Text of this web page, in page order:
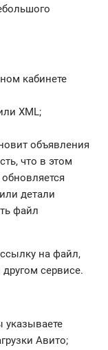
кабинете
XML;
объявления
что в этом
детали
файл
на файл,
сервисе.
указываете
Авито;